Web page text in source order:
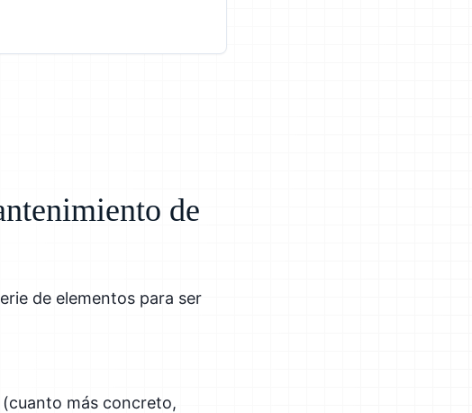
de
de elementos para ser
más concreto,